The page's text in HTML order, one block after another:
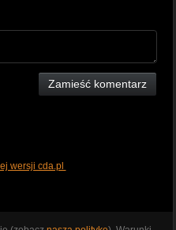
Zamieść komentarz
wersji cda.pl